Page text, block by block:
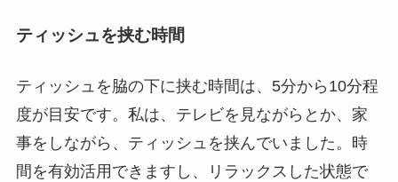
ティッシュを挟む時間
ティッシュを脇の下に挟む時間は、5分から10分程
度が目安です。私は、テレビを見ながらとか、家
事をしながら、ティッシュを挟んでいました。時
間を有効活用できますし、リラックスした状態で